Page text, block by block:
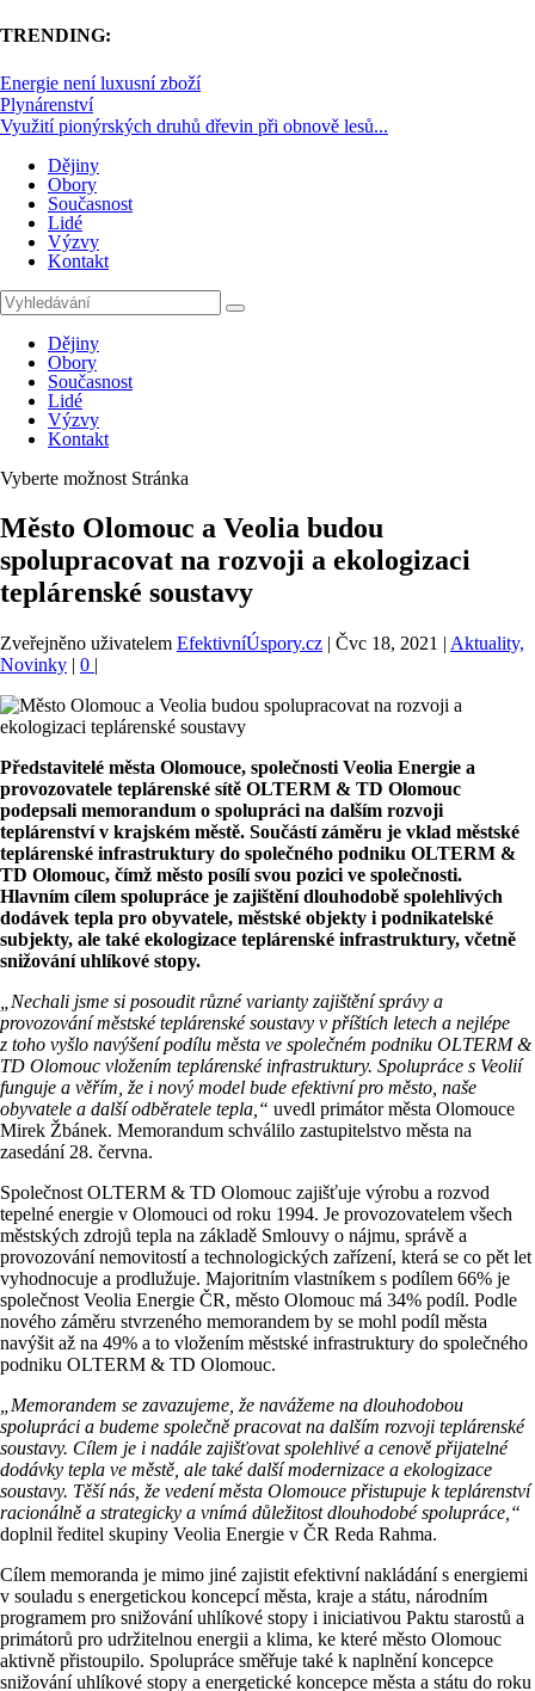
TRENDING:
Energie není luxusní zboží
Plynárenství
Využití pionýrských druhů dřevin při obnově lesů...
Dějiny
Obory
Současnost
Lidé
Výzvy
Kontakt
Dějiny
Obory
Současnost
Lidé
Výzvy
Kontakt
Vyberte možnost Stránka
Město Olomouc a Veolia budou
spolupracovat na rozvoji a ekologizaci
teplárenské soustavy
Zveřejněno uživatelem EfektivníÚspory.cz | Čvc 18, 2021 | Aktuality,
Novinky | 0 |
Představitelé města Olomouce, společnosti Veolia Energie a
provozovatele teplárenské sítě OLTERM & TD Olomouc
podepsali memorandum o spolupráci na dalším rozvoji
teplárenství v krajském městě. Součástí záměru je vklad městské
teplárenské infrastruktury do společného podniku OLTERM &
TD Olomouc, čímž město posílí svou pozici ve společnosti.
Hlavním cílem spolupráce je zajištění dlouhodobě spolehlivých
dodávek tepla pro obyvatele, městské objekty i podnikatelské
subjekty, ale také ekologizace teplárenské infrastruktury, včetně
snižování uhlíkové stopy.
„Nechali jsme si posoudit různé varianty zajištění správy a
provozování městské teplárenské soustavy v příštích letech a nejlépe
z toho vyšlo navýšení podílu města ve společném podniku OLTERM &
TD Olomouc vložením teplárenské infrastruktury. Spolupráce s Veolií
funguje a věřím, že i nový model bude efektivní pro město, naše
obyvatele a další odběratele tepla,“ uvedl primátor města Olomouce
Mirek Žbánek. Memorandum schválilo zastupitelstvo města na
zasedání 28. června.
Společnost OLTERM & TD Olomouc zajišťuje výrobu a rozvod
tepelné energie v Olomouci od roku 1994. Je provozovatelem všech
městských zdrojů tepla na základě Smlouvy o nájmu, správě a
provozování nemovitostí a technologických zařízení, která se co pět let
vyhodnocuje a prodlužuje. Majoritním vlastníkem s podílem 66% je
společnost Veolia Energie ČR, město Olomouc má 34% podíl. Podle
nového záměru stvrzeného memorandem by se mohl podíl města
navýšit až na 49% a to vložením městské infrastruktury do společného
podniku OLTERM & TD Olomouc.
„Memorandem se zavazujeme, že navážeme na dlouhodobou
spolupráci a budeme společně pracovat na dalším rozvoji teplárenské
soustavy. Cílem je i nadále zajišťovat spolehlivé a cenově přijatelné
dodávky tepla ve městě, ale také další modernizace a ekologizace
soustavy. Těší nás, že vedení města Olomouce přistupuje k teplárenství
racionálně a strategicky a vnímá důležitost dlouhodobé spolupráce,“
doplnil ředitel skupiny Veolia Energie v ČR Reda Rahma.
Cílem memoranda je mimo jiné zajistit efektivní nakládání s energiemi
v souladu s energetickou koncepcí města, kraje a státu, národním
programem pro snižování uhlíkové stopy i iniciativou Paktu starostů a
primátorů pro udržitelnou energii a klima, ke které město Olomouc
aktivně přistoupilo. Spolupráce směřuje také k naplnění koncepce
snižování uhlíkové stopy a energetické koncepce města a státu do roku